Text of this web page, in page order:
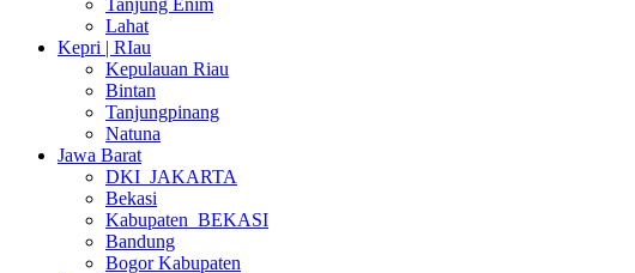
Tanjung Enim
Lahat
Kepri | RIau
Kepulauan Riau
Bintan
Tanjungpinang
Natuna
Jawa Barat
DKI_JAKARTA
Bekasi
Kabupaten_BEKASI
Bandung
Bogor Kabupaten